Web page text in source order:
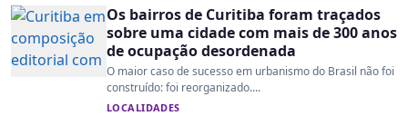
Os bairros de Curitiba foram traçados
sobre uma cidade com mais de 300 anos
de ocupação desordenada
O maior caso de sucesso em urbanismo do Brasil não foi
construído: foi reorganizado....
LOCALIDADES